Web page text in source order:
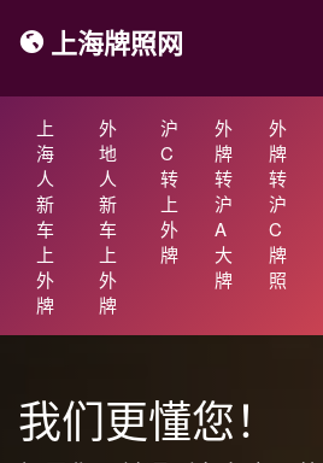
上海牌照网
上
海
人
新
车
上
外
牌
外
地
人
新
车
上
外
牌
沪
C
转
上
外
牌
外
牌
转
沪
A
大
牌
外
牌
转
沪
C
牌
照
我们更懂您！